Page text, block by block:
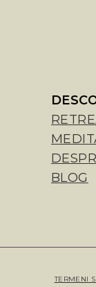
BLOG
TERMENI